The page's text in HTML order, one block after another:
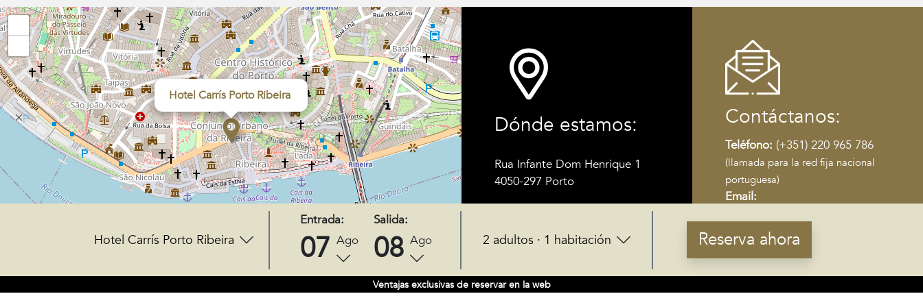
Hotel Carrís Porto Ribeira
Dónde estamos:
Rua Infante Dom Henrique 1
4050-297 Porto
Contáctanos:
Teléfono: (+351) 220 965 786
(llamada para la red fija nacional
portuguesa)
Email:
Libro de reclamaciones
Hotel Carrís Porto Ribeira
Entrada:
07 Ago
Salida:
08 Ago 2 adultos · 1 habitación Reserva ahora
Ventajas exclusivas de reservar en la web